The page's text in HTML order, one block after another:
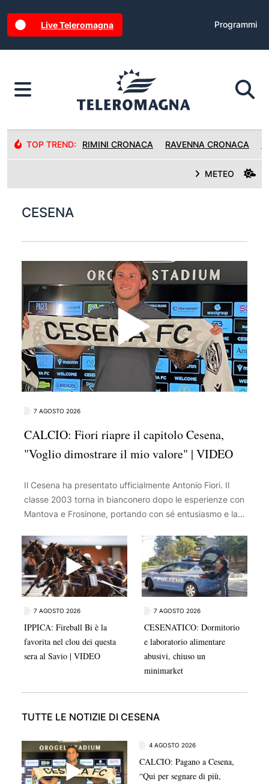
Live Teleromagna Programmi
TOP TREND: RIMINI CRONACA RAVENNA CRONACA
METEO
CESENA
7 AGOSTO 2026
CALCIO: Fiori riapre il capitolo Cesena,
"Voglio dimostrare il mio valore" | VIDEO
Il Cesena ha presentato ufficialmente Antonio Fiori. Il
classe 2003 torna in bianconero dopo le esperienze con
Mantova e Frosinone, portando con sé entusiasmo e la
maglia del Cesena.
7 AGOSTO 2026
IPPICA: Fireball Bi è la
favorita nel clou dei questa
sera al Savio | VIDEO
7 AGOSTO 2026
CESENATICO: Dormitorio
e laboratorio alimentare
abusivi, chiuso un
minimarket
TUTTE LE NOTIZIE DI CESENA
4 AGOSTO 2026
CALCIO: Pagano a Cesena,
“Qui per segnare di più,